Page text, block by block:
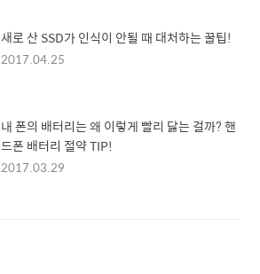
새로 산 SSD가 인식이 안될 때 대처하는 꿀팁!
2017.04.25
내 폰의 배터리는 왜 이렇게 빨리 닳는 걸까? 핸
드폰 배터리 절약 TIP!
2017.03.29